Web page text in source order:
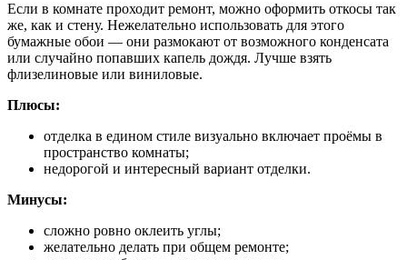
Если в комнате проходит ремонт, можно оформить откосы так
же, как и стену. Нежелательно использовать для этого
бумажные обои — они размокают от возможного конденсата
или случайно попавших капель дождя. Лучше взять
флизелиновые или виниловые.
Плюсы:
отделка в едином стиле визуально включает проёмы в
пространство комнаты;
недорогой и интересный вариант отделки.
Минусы:
сложно ровно оклеить углы;
желательно делать при общем ремонте;